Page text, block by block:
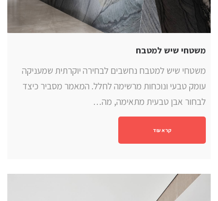
משטחי שיש למטבח
משטחי שיש למטבח נחשבים לבחירה יוקרתית שמעניקה
עומק טבעי ונוכחות מרשימה לחלל. המאמר מסביר כיצד
לבחור אבן טבעית מתאימה, מה…
קרא עוד